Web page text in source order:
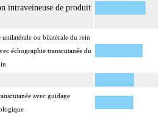
intraveineuse de produit
unilatérale ou bilatérale du rein
échographie transcutanée du
avec guidage